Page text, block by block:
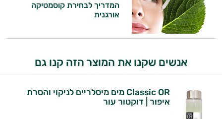
המדריך לבחירת קוסמטיקה
אורגנית
אנשים שקנו את המוצר הזה קנו גם
Classic OR מים מיסלריים לניקוי והסרת
איפור | דוקטור עור
התשובות שלי מבוססות על מאגרי מידע קליניים
וספרות מקצועית בתחומי הרפואה הטבעית
ותזונת הספורט.
התזונה ומוצרי הבריאות המדויקים למטרות
ולמצב הגופני שלך, ולהסביר לך אילו רכיבים
יום וגם בתחום הכושר והספורט.
המטרה שלי היא להתאים עבורך המלצות